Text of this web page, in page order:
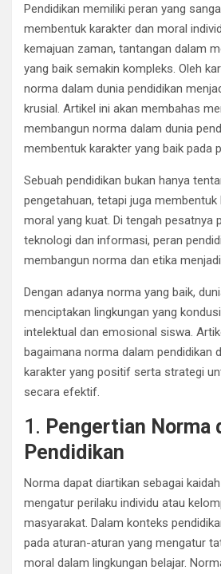
Pendidikan memiliki peran yang
membentuk karakter dan moral
kemajuan zaman, tantangan dalam
yang baik semakin kompleks. Oleh
norma dalam dunia pendidikan
krusial. Artikel ini akan membahas
membangun norma dalam dunia
membentuk karakter yang baik pada
Sebuah pendidikan bukan hanya
pengetahuan, tetapi juga membentuk
moral yang kuat. Di tengah pesatnya
teknologi dan informasi, peran
membangun norma dan etika
Dengan adanya norma yang baik,
menciptakan lingkungan yang
intelektual dan emosional siswa.
bagaimana norma dalam pendidikan
karakter yang positif serta strategi
secara efektif.
1. Pengertian Norma
Pendidikan
Norma dapat diartikan sebagai
mengatur perilaku individu atau
masyarakat. Dalam konteks
pada aturan-aturan yang mengatur
moral dalam lingkungan belajar.